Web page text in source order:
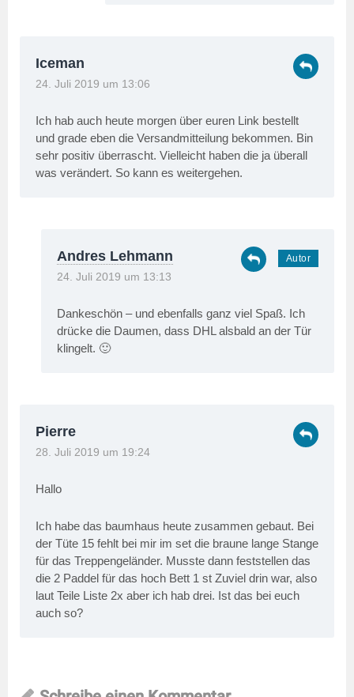
Iceman
24. Juli 2019 um 13:06
Ich hab auch heute morgen über euren Link bestellt
und grade eben die Versandmitteilung bekommen. Bin
sehr positiv überrascht. Vielleicht haben die ja überall
was verändert. So kann es weitergehen.
Andres Lehmann
24. Juli 2019 um 13:13
Dankeschön – und ebenfalls ganz viel Spaß. Ich
drücke die Daumen, dass DHL alsbald an der Tür
klingelt. 🙂
Pierre
28. Juli 2019 um 19:24
Hallo
Ich habe das baumhaus heute zusammen gebaut. Bei
der Tüte 15 fehlt bei mir im set die braune lange Stange
für das Treppengeländer. Musste dann feststellen das
die 2 Paddel für das hoch Bett 1 st Zuviel drin war, also
laut Teile Liste 2x aber ich hab drei. Ist das bei euch
auch so?